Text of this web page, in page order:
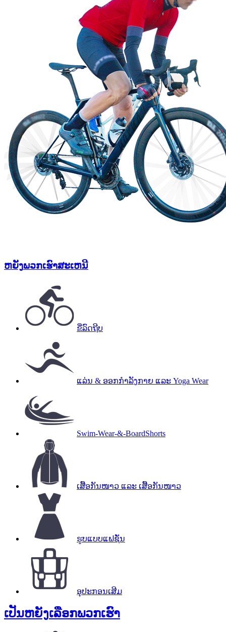
ຫຍັງພວກເຮົາສະເຫນີ
ຂີ່ລົດຖີບ
ແລ່ນ & ອອກກຳລັງກາຍ ແລະ Yoga Wear
Swim-Wear-&-BoardShorts
ເສື້ອກັນໜາວ ແລະ ເສື້ອກັນໜາວ
ຮູບແບບແຟຊັ່ນ
ອຸປະກອນເສີມ
ເປັນຫຍັງເລືອກພວກເຮົາ